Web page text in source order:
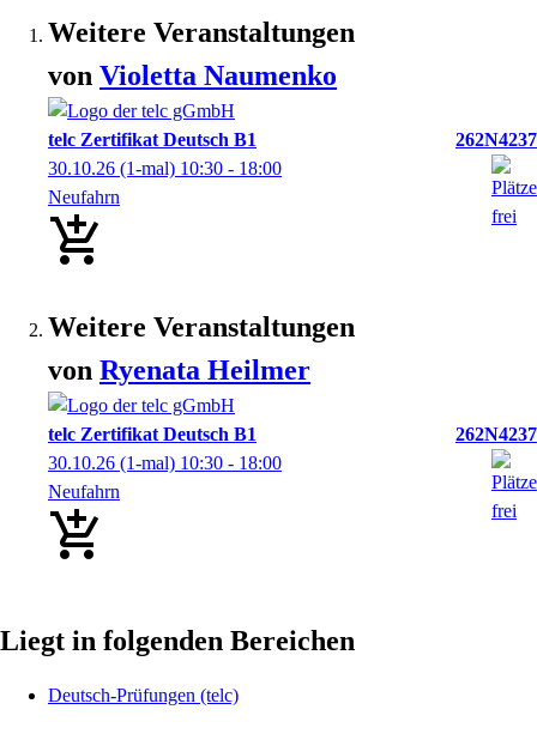
Weitere Veranstaltungen
von Violetta Naumenko
telc Zertifikat Deutsch B1
262N4237
30.10.26 (1-mal) 10:30 - 18:00
Neufahrn
Weitere Veranstaltungen
von Ryenata Heilmer
telc Zertifikat Deutsch B1
262N4237
30.10.26 (1-mal) 10:30 - 18:00
Neufahrn
Liegt in folgenden Bereichen
Deutsch-Prüfungen (telc)